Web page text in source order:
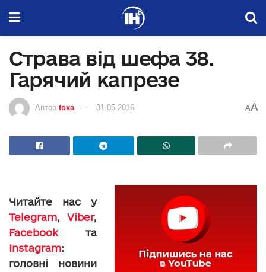
Страва від шефа 38.
Гарячий капрезе
Автор toxa 31.05.2016 AA
Читайте нас у
Telegram, Viber,
Facebookта
Instagram:
головні новини